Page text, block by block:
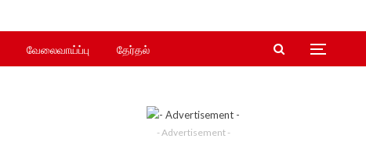
வேலைவாய்ப்பு தேர்தல்
- Advertisement -